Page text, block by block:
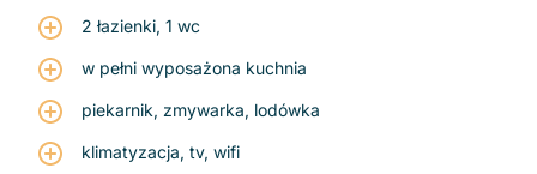
2 łazienki, 1 wc
w pełni wyposażona kuchnia
piekarnik, zmywarka, lodówka
klimatyzacja, tv, wifi